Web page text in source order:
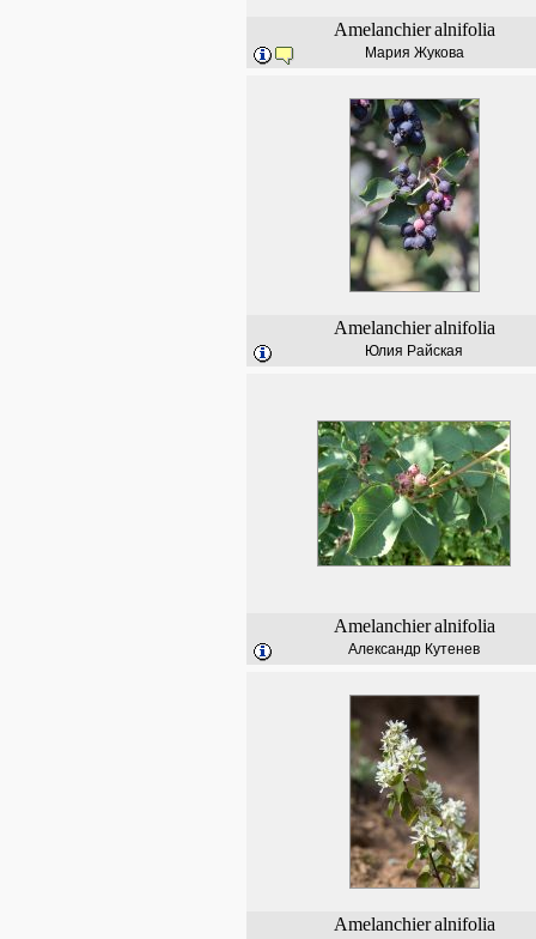
Amelanchier alnifolia
Мария Жукова
Amelanchier alnifolia
Юлия Райская
Amelanchier alnifolia
Александр Кутенев
Amelanchier alnifolia